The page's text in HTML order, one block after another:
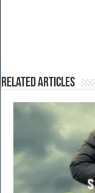
Related Articles